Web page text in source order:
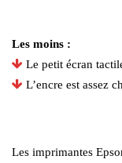
Les moins :
Le petit écran
L’encre est assez
Les imprimantes